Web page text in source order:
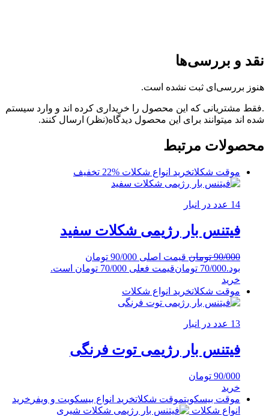
نقد و بررسی‌ها
هنوز بررسی‌ای ثبت نشده است.
.فقط مشتریانی که این محصول را خریداری کرده اند و وارد سیستم
شده اند میتوانند برای این محصول دیدگاه(نظر) ارسال کنند.
محصولات مرتبط
موقت شکلاتخرید انواع شکلات %22 تخفیف
14 عدد در انبار
فیتنس بار رژیمی شکلات سفید
90/000 تومان
قیمت اصلی 90/000 تومان
بود.70/000 تومانقیمت فعلی 70/000 تومان است.
خرید
موقت شکلاتخرید انواع شکلات
13 عدد در انبار
فیتنس بار رژیمی توت فرنگی
90/000 تومان
خرید
موقت بیسکویتموقت شکلاتخرید انواع بیسکویت و ویفر خرید
انواع شکلات